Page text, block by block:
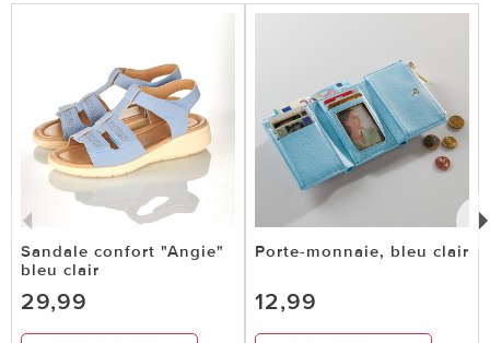
Sandale confort "Angie"
bleu clair
29,99
Porte-monnaie, bleu clair
12,99